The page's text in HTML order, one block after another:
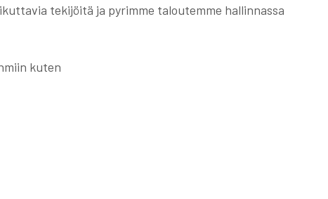
tekijöitä ja pyrimme taloutemme hallinnassa
kuten